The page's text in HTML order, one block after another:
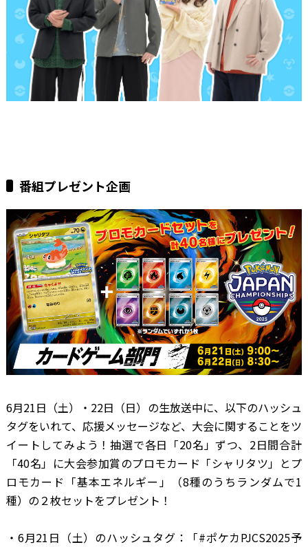
番組プレゼント企画
6月21日（土）・22日（日）の生放送中に、以下のハッシュ
タグをいれて、応援メッセージなど、大会に関することをツ
イートしてみよう！抽選で各日「20名」ずつ、2日間合計
「40名」に大会参加賞のプロモカード「シャリタツ」とプ
ロモカード「基本エネルギー」（8種のうちランダムで1
種）の２枚セットをプレゼント！
・6月21日（土）のハッシュタグ：「#ポケカPJCS2025予